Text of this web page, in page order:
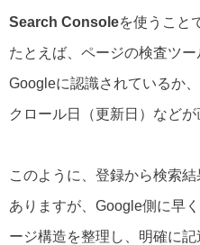
Search Consoleを使うこと
たとえば、ページの検査ツ
Googleに認識されているか
クロール日（更新日）などが
このように、登録から検索
ありますが、Google側に早
ージ構造を整理し、明確に記